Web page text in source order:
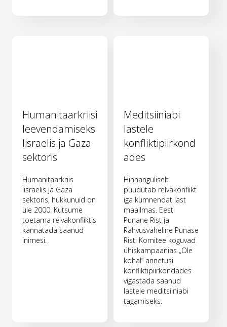
Humanitaarkriisi
leevendamiseks
Iisraelis ja Gaza
sektoris
Humanitaarkriis
Iisraelis ja Gaza
sektoris, hukkunuid on
üle 2000. Kutsume
toetama relvakonfliktis
kannatada saanud
inimesi.
Meditsiiniabi
lastele
konfliktipiirkond
ades
Hinnanguliselt
puudutab relvakonflikt
iga kümnendat last
maailmas. Eesti
Punane Rist ja
Rahvusvaheline Punase
Risti Komitee koguvad
ühiskampaanias „Ole
kohal“ annetusi
konfliktipiirkondades
vigastada saanud
lastele meditsiiniabi
tagamiseks.